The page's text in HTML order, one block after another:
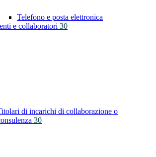
Telefono e posta elettronica
e collaboratori 30
di incarichi di collaborazione o
30